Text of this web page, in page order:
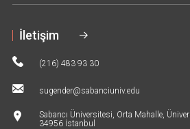
İletişim
(216) 483 93 30
sugender@sabanciuniv.edu
Sabancı Üniversitesi, Orta Mahalle,
34956 İstanbul